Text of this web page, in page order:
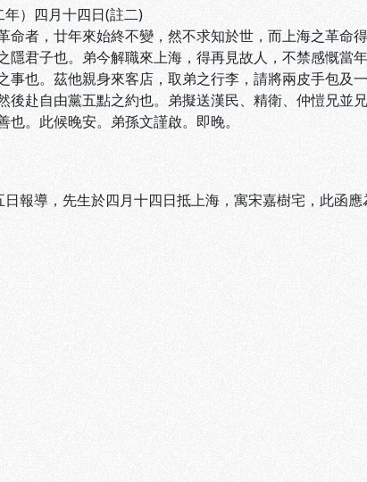
）四月十四日(註二)
者，廿年來始終不變，然不求知於世，而上海之革命
君子也。弟今解職來上海，得再見故人，不禁感慨當
也。茲他親身來客店，取弟之行李，請將兩皮手包及
赴自由黨五點之約也。弟擬送漢民、精衛、仲愷兄並
。此候晚安。弟孫文謹啟。即晚。
導，先生於四月十四日抵上海，寓宋嘉樹宅，此函應